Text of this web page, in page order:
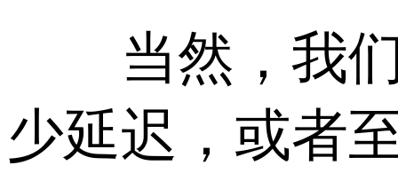
当然，我们
少延迟，或者